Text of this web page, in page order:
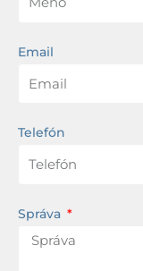
Email
Telefón
Správa